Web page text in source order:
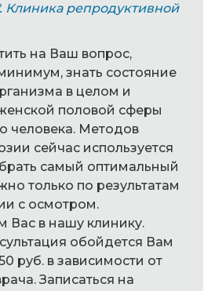
Клиника репродуктивной
на Ваш вопрос,
знать состояние
в целом и
половой сферы
человека. Методов
сейчас используется
самый оптимальный
только по результатам
с осмотром.
Вас в нашу клинику.
обойдется Вам
руб. в зависимости от
Записаться на